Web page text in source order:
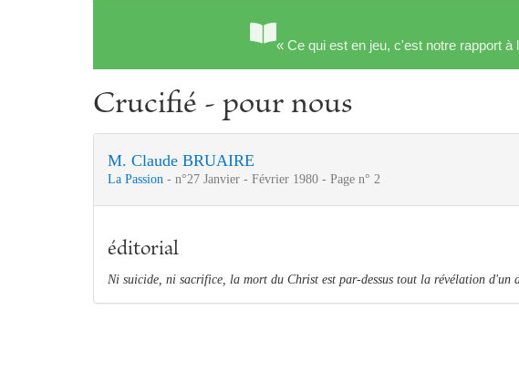
« Ce qui est en jeu, c'est notre rapport
Crucifié - pour nous
M. Claude BRUAIRE
La Passion - n°27 Janvier - Février 1980 - Page n° 2
éditorial
Ni suicide, ni sacrifice, la mort du Christ est par-dessus tout la révélation d'un